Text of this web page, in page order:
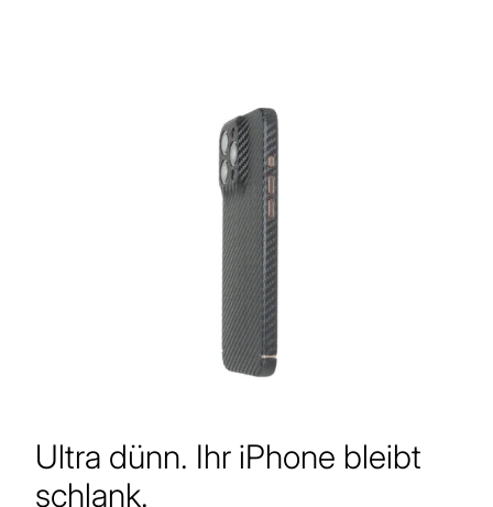
Ultra dünn. Ihr iPhone bleibt
schlank.